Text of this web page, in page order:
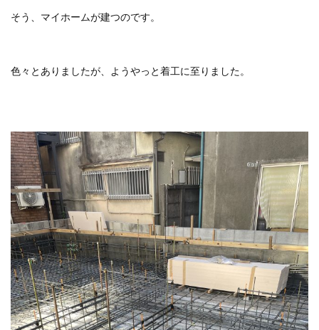
そう、マイホームが建つのです。
色々とありましたが、ようやっと着工に至りました。